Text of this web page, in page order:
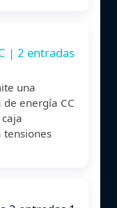
| 2 entradas
una
energía CC
tensiones